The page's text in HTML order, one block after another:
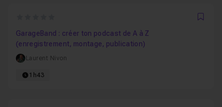
GarageBand : créer ton podcast de A à Z
(enregistrement, montage, publication)
Laurent Nivon
1h43